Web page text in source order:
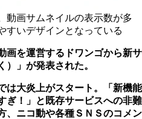
動画サムネイルの表示数が多
すいデザインとなっている
画を運営するドワンゴから新サ
）」が発表された。
大炎上がスタート。「新機能
！」と既存サービスへの非難
ニコ動や各種ＳＮＳのコメン